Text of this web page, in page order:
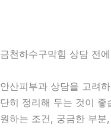
금천하수구막힘 상담 전
안산피부과 상담을 고려
단히 정리해 두는 것이
원하는 조건, 궁금한 부